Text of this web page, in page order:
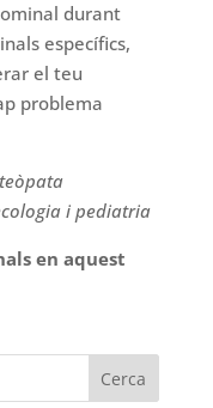
durant
específics,
el teu
problema
i pediatria
en aquest